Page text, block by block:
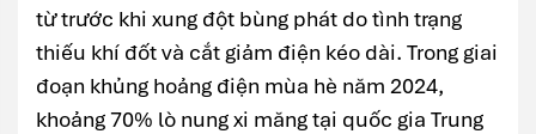
từ trước khi xung đột bùng phát do tình trạng
thiếu khí đốt và cắt giảm điện kéo dài. Trong giai
đoạn khủng hoảng điện mùa hè năm 2024,
khoảng 70% lò nung xi măng tại quốc gia Trung